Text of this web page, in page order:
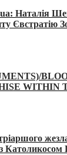
Наталія
Євстратію
WITHIN